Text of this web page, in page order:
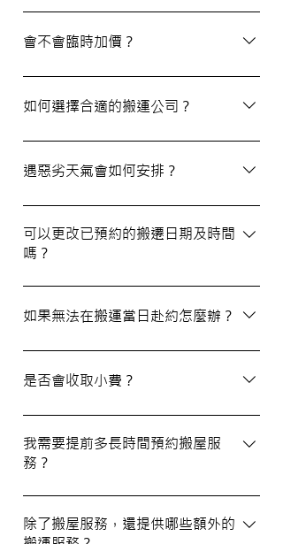
是的，我們會為客戶提供包裝物料。如有需
要，請隨時與我們的客戶服務員查詢。
會不會臨時加價？
我們的報價透明，會根據您提供的物品清單
提供合理預算，絕無隱藏費用。除非搬運當
約定的費用。
如何選擇合適的搬運公司？
選擇一間合適的搬運公司非常重要，建議您
選擇經驗豐富、提供專業服務且預算合理的
擇！
遇惡劣天氣會如何安排？
如搬屋當日遇上惡劣天氣，我們會提前與您
聯絡並安排改期。具體安排如下： 黑色暴
雨或八號熱帶氣旋警告於早上十時前發出：
我們會即時更新安排。 工作時間內解除警
可以更改已預約的搬遷日期及時間
嗎？
如果需要更改或取消已預約的搬運服務，請
在預定搬運日期前至少兩個工作日的下午三
50%作為行政費。
如果無法在搬運當日赴約怎麼辦？
若您無法在搬運當日赴約，請至少提前兩個
工作日的下午三時通知我們，否則我們將有
是否會收取小費？
我們不會向客戶索取小費，但客戶可自願性
地為搬運團隊作獎賞，以表達對我們服務的
滿意。
我需要提前多長時間預約搬屋服
務？
我們建議您在搬屋前一至三星期預約搬運日
期及時間，特別是在熱門的週末，以確保我
除了搬屋服務，還提供哪些額外的